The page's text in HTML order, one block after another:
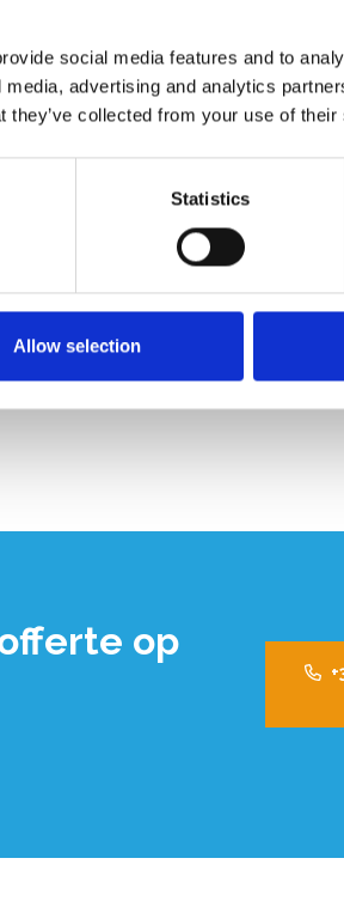
social media features and to
advertising and analytics
they’ve collected from your use of
Statistics
Allow selection
op